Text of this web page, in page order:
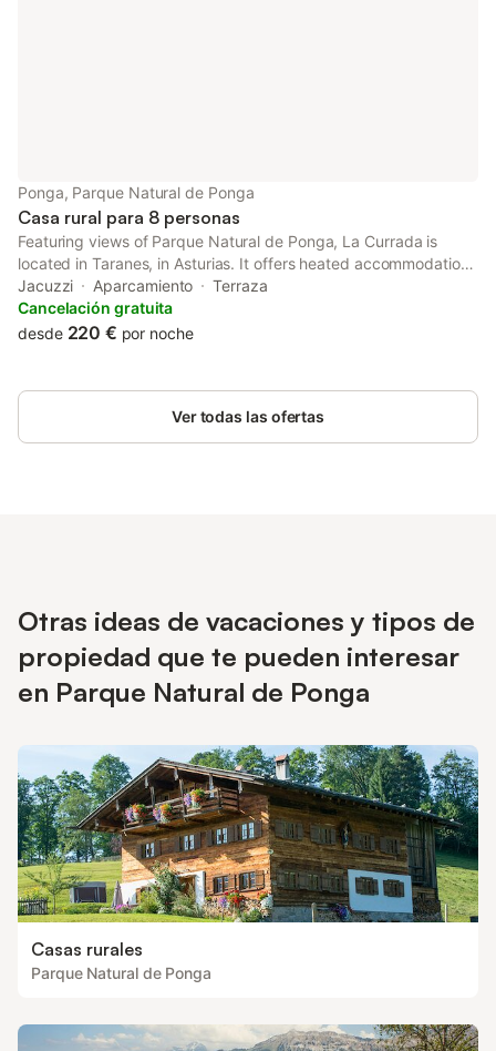
Ponga, Parque Natural de Ponga
Casa rural para 8 personas
Featuring views of Parque Natural de Ponga, La Currada is
located in Taranes, in Asturias. It offers heated accommodation
and a terrace. Free Wi-Fi is available throughout. The property
is just a short walk from river Rio Castro- Tanda.
Jacuzzi Aparcamiento
Terraza
Cancelación gratuita
desde 220 € por noche
Ver todas las ofertas
Otras ideas de vacaciones y tipos de
propiedad que te pueden interesar
en Parque Natural de Ponga
Casas rurales
Parque Natural de Ponga